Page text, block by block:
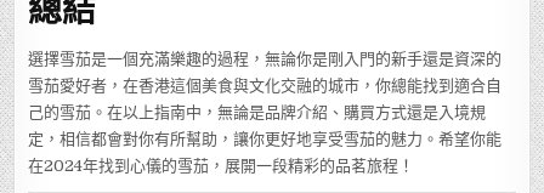
選擇雪茄是一個充滿樂趣的過程，無論你是剛入門的新手還是資深的
雪茄愛好者，在香港這個美食與文化交融的城市，你總能找到適合自
己的雪茄。在以上指南中，無論是品牌介紹、購買方式還是入境規
定，相信都會對你有所幫助，讓你更好地享受雪茄的魅力。希望你能
在2024年找到心儀的雪茄，展開一段精彩的品茗旅程！